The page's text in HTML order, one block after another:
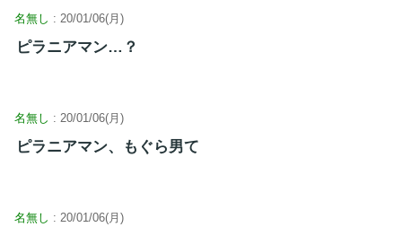
名無し : 20/01/06(月)
ピラニアマン…？
名無し : 20/01/06(月)
ピラニアマン、もぐら男て
名無し : 20/01/06(月)